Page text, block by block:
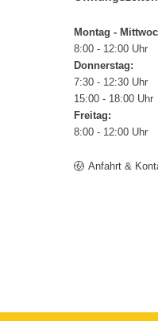
Montag -
8:00 - 12:00 Uhr
Donnerstag:
7:30 - 12:30 Uhr
15:00 - 18:00 Uhr
Freitag:
8:00 - 12:00 Uhr
Anfahrt &